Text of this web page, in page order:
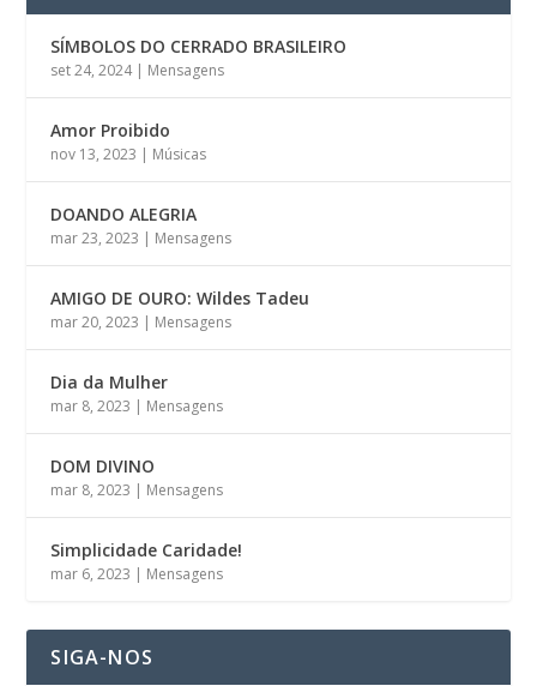
SÍMBOLOS DO CERRADO BRASILEIRO
set 24, 2024| Mensagens
Amor Proibido
nov 13, 2023 | Músicas
DOANDO ALEGRIA
mar 23, 2023 | Mensagens
AMIGO DE OURO: Wildes Tadeu
mar 20, 2023 | Mensagens
Dia da Mulher
mar 8, 2023 | Mensagens
DOM DIVINO
mar 8, 2023 | Mensagens
Simplicidade Caridade!
mar 6, 2023 | Mensagens
SIGA-NOS